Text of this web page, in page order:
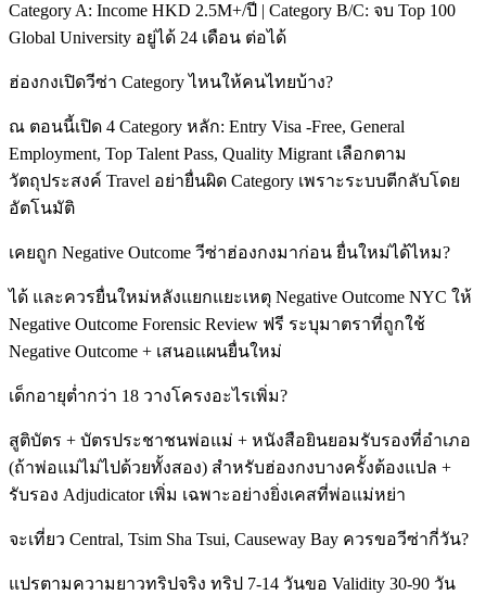
Category A: Income HKD 2.5M+/ปี | Category B/C: จบ Top 100
Global University อยู่ได้ 24 เดือน ต่อได้
ฮ่องกงเปิดวีซ่า Category ไหนให้คนไทยบ้าง?
ณ ตอนนี้เปิด 4 Category หลัก: Entry Visa -Free, General
Employment, Top Talent Pass, Quality Migrant เลือกตาม
วัตถุประสงค์ Travel อย่ายื่นผิด Category เพราะระบบตีกลับโดย
อัตโนมัติ
เคยถูก Negative Outcome วีซ่าฮ่องกงมาก่อน ยื่นใหม่ได้ไหม?
ได้ และควรยื่นใหม่หลังแยกแยะเหตุ Negative Outcome NYC ให้
Negative Outcome Forensic Review ฟรี ระบุมาตราที่ถูกใช้
Negative Outcome + เสนอแผนยื่นใหม่
เด็กอายุต่ำกว่า 18 วางโครงอะไรเพิ่ม?
สูติบัตร + บัตรประชาชนพ่อแม่ + หนังสือยินยอมรับรองที่อำเภอ
(ถ้าพ่อแม่ไม่ไปด้วยทั้งสอง) สำหรับฮ่องกงบางครั้งต้องแปล +
รับรอง Adjudicator เพิ่ม เฉพาะอย่างยิ่งเคสที่พ่อแม่หย่า
จะเที่ยว Central, Tsim Sha Tsui, Causeway Bay ควรขอวีซ่ากี่วัน?
แปรตามความยาวทริปจริง ทริป 7-14 วันขอ Validity 30-90 วัน